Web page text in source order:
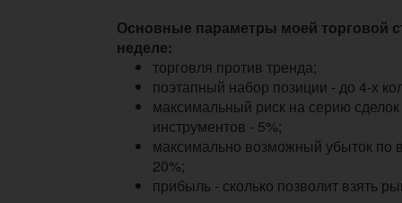
Основные параметры моей торговой
неделе:
торговля против тренда;
поэтапный набор позиции - до 4-х
максимальный риск на серию
инструментов - 5%;
максимально возможный убыток по
20%;
прибыль - сколько позволит взять